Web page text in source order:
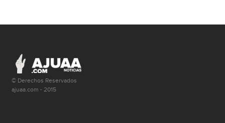
© Derechos Reservados
ajuaa.com - 2015